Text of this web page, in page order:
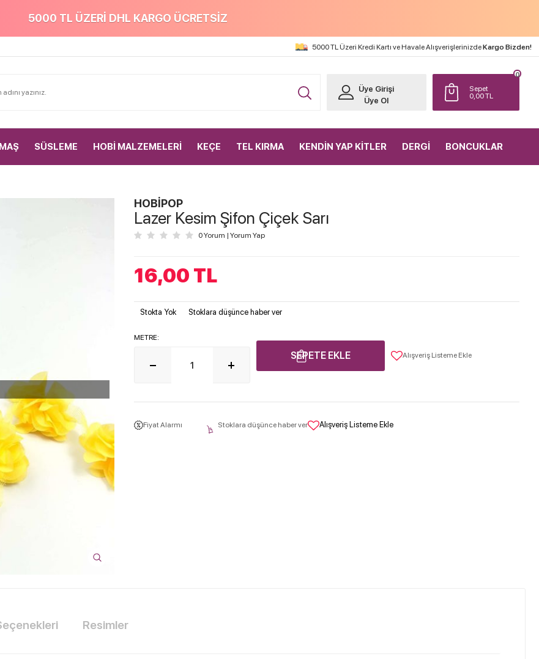
5000 TL ÜZERİ DHL KARGO ÜCRETSİZ
5000 TL Üzeri Kredi Kartı ve Havale AlışverişlerinizdeKargo Bizden!
Sepet
0,00TL
0
Üye Girişi
Üye Ol
SÜSLEME HOBİ MALZEMELERİ KEÇE TEL KIRMA KENDİN YAP KİTLER DERGİ BONCUKLAR
HOBİPOP
Lazer Kesim Şifon Çiçek Sarı
0 Yorum | Yorum Yap
16,00 TL
Stokta Yok Stoklara düşünce haber ver
METRE:
SEPETE EKLE Alışveriş Listeme Ekle
Fiyat Alarmı Stoklara düşünce haber ver Alışveriş Listeme Ekle
Resimler